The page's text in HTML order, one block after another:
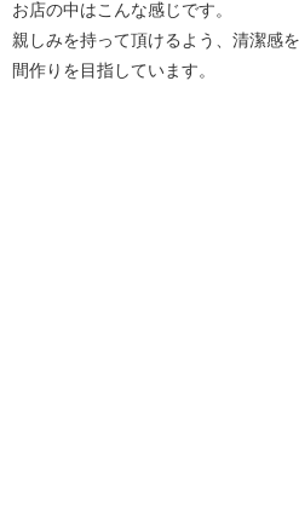
お店の中はこんな感じです。
親しみを持って頂けるよう、清潔感
間作りを目指しています。